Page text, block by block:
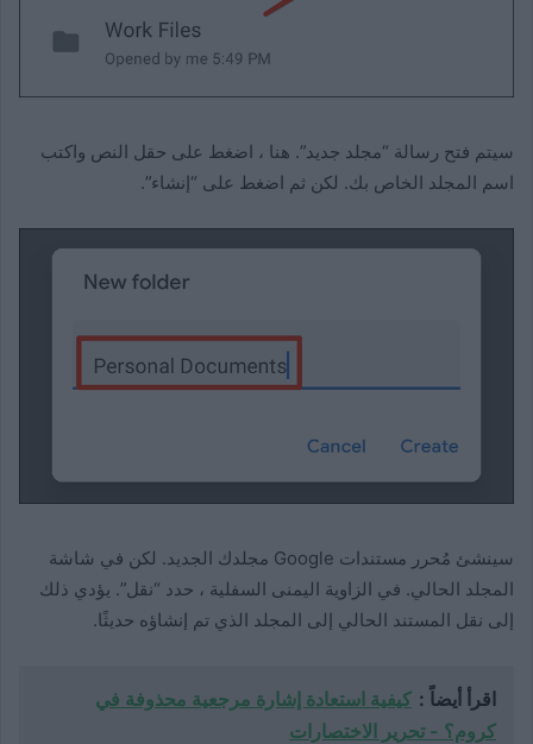
سيتم فتح رسالة “مجلد جديد”. هنا ، اضغط على حقل النص واكتب
اسم المجلد الخاص بك. لكن ثم اضغط على “إنشاء”.
سينشئ مُحرر مستندات Google مجلدك الجديد. لكن في شاشة
المجلد الحالي. في الزاوية اليمنى السفلية ، حدد “نقل”. يؤدي ذلك
إلى نقل المستند الحالي إلى المجلد الذي تم إنشاؤه حديثًا.
اقرأ أيضاً : كيفية استعادة إشارة مرجعية محذوفة في
كروم؟ - تحرير الاختصارات